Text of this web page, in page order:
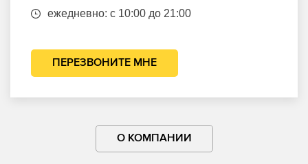
ежедневно: с 10:00 до 21:00
ПЕРЕЗВОНИТЕ МНЕ
О КОМПАНИИ